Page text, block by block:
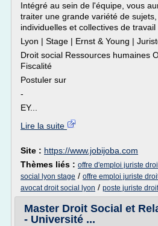
Intégré au sein de l'équipe, vous
traiter une grande variété de
individuelles et collectives de travail
Lyon | Stage | Ernst & Young |
Droit social Ressources humaines
Fiscalité
Postuler sur
-
EY...
Lire la suite
Site : https://www.jobijoba.com
Thèmes liés : offre d'emploi juriste
social lyon stage / offre emploi juriste
avocat droit social lyon / poste juriste
Master Droit Social et
- Université ...